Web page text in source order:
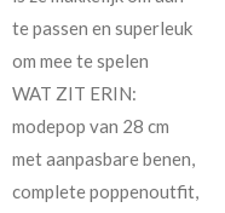
te passen en superleuk
om mee te spelen
WAT ZIT ERIN:
modepop van 28 cm
met aanpasbare benen,
complete poppenoutfit,